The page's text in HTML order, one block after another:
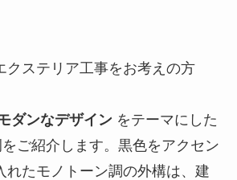
クステリア工事をお考えの方
ダンなデザインをテーマにした
ご紹介します。黒色をアクセン
れたモノトーン調の外構は、建